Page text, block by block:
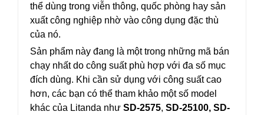
thể dùng trong viễn thông, quốc phòng hay sản
xuất công nghiệp nhờ vào công dụng đặc thù
của nó.
Sản phẩm này đang là một trong những mã bán
chạy nhất do công suất phù hợp với đa số mục
đích dùng. Khi cần sử dụng với công suất cao
hơn, các bạn có thể tham khảo một số model
khác của Litanda như SD-2575, SD-25100, SD-